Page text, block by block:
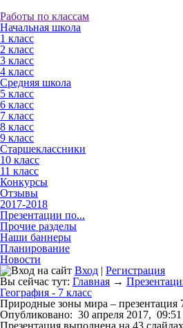
Работы по классам
Начальная школа
1 класс
2 класс
3 класс
4 класс
Средняя школа
5 класс
6 класс
7 класс
8 класс
9 класс
Старшеклассники
10 класс
11 класс
Конкурсы
Отзывы
2017-2018
Презентации по...
Прочие разделы
Наши баннеры
Планирование
Новости
Вход | Регистрация
Вы сейчас тут: Главная →
География - 7 класс
Природные зоны мира – презентация
Опубликовано: 30 апреля 2017, 09:51
Презентация выполнена на 43